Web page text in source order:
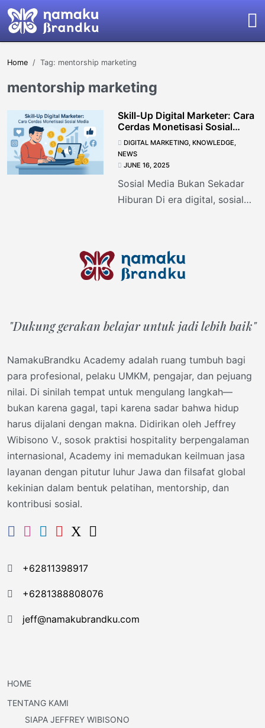
Home Tag: mentorship marketing
mentorship marketing
Skill-Up Digital Marketer: Cara
Cerdas Monetisasi Sosial
Media
DIGITAL MARKETING, KNOWLEDGE,
NEWS
JUNE 16, 2025
Sosial Media Bukan Sekadar
Hiburan Di era digital, sosial
"Dukung gerakan belajar untuk jadi lebih baik"
NamakuBrandku Academy adalah ruang tumbuh bagi
para profesional, pelaku UMKM, pengajar, dan pejuang
nilai. Di sinilah tempat untuk mengulang langkah—
bukan karena gagal, tapi karena sadar bahwa hidup
harus dijalani dengan makna. Didirikan oleh Jeffrey
Wibisono V., sosok praktisi hospitality berpengalaman
internasional, Academy ini memadukan keilmuan jasa
layanan dengan pitutur luhur Jawa dan filsafat global
kekinian dalam bentuk pelatihan, mentorship, dan
kontribusi sosial.
+62811398917
+6281388808076
jeff@namakubrandku.com
HOME
TENTANG KAMI
SIAPA JEFFREY WIBISONO